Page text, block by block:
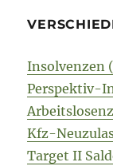
Insolvenzen
Perspektiv-
Kfz-
Target II